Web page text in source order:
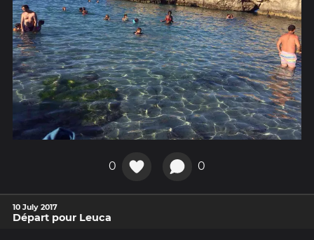
0 0
10 July 2017
Départ pour Leuca